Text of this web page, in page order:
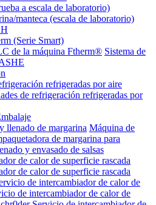
a escala de laboratorio)
manteca (escala de laboratorio)
(Serie Smart)
de la máquina Ftherm® Sistema de
refrigeradas por aire
de refrigeración refrigeradas por
llenado de margarina Máquina de
de margarina para
y envasado de salsas
de calor de superficie rascada
de calor de superficie rascada
de intercambiador de calor de
de intercambiador de calor de